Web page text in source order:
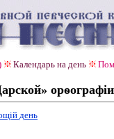
Календарь на день
орѳографiи
день